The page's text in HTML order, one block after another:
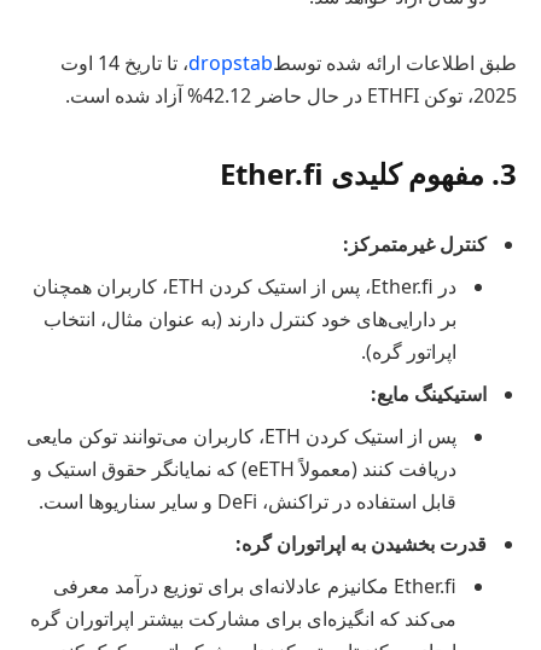
طبق اطلاعات ارائه شده توسطdropstab
، تا تاریخ 14 اوت
2025، توکن ETHFI در حال حاضر 42.12% آزاد شده است.
3. مفهوم کلیدی Ether.fi
کنترل غیرمتمرکز:
در Ether.fi، پس از استیک کردن ETH، کاربران همچنان
بر دارایی‌های خود کنترل دارند (به عنوان مثال، انتخاب
اپراتور گره).
استیکینگ مایع:
پس از استیک کردن ETH، کاربران می‌توانند توکن مایعی
دریافت کنند (معمولاً eETH) که نمایانگر حقوق استیک و
قابل استفاده در تراکنش، DeFi و سایر سناریوها است.
قدرت بخشیدن به اپراتوران گره:
Ether.fi مکانیزم عادلانه‌ای برای توزیع درآمد معرفی
می‌کند که انگیزه‌ای برای مشارکت بیشتر اپراتوران گره